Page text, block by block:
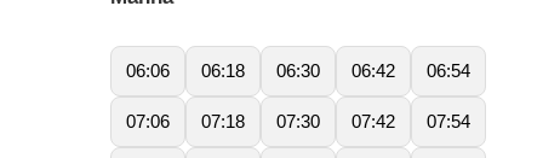
06:06 06:18 06:30 06:42 06:54
07:06 07:18 07:30 07:42 07:54